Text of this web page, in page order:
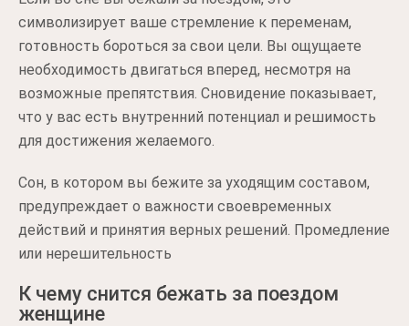
символизирует ваше стремление к переменам,
готовность бороться за свои цели. Вы ощущаете
необходимость двигаться вперед, несмотря на
возможные препятствия. Сновидение показывает,
что у вас есть внутренний потенциал и решимость
для достижения желаемого.
Сон, в котором вы бежите за уходящим составом,
предупреждает о важности своевременных
действий и принятия верных решений. Промедление
или нерешительность
К чему снится бежать за поездом
женщине